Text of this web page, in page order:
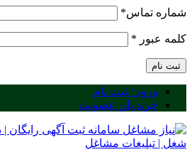
شماره تماس*
کلمه عبور *
ثبت نام
ورود / ثبت نام
خرید پلن عضویت